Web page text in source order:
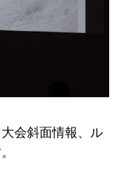
会斜面情報、ル